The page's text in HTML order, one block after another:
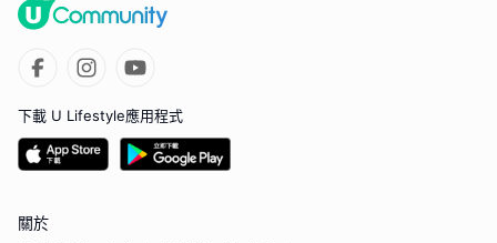
下載 U Lifestyle應用程式
關於